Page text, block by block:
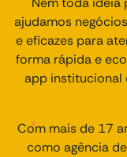
ajudamos
e eficazes para
forma rápida e
app institucional
Com mais de 17
como agência